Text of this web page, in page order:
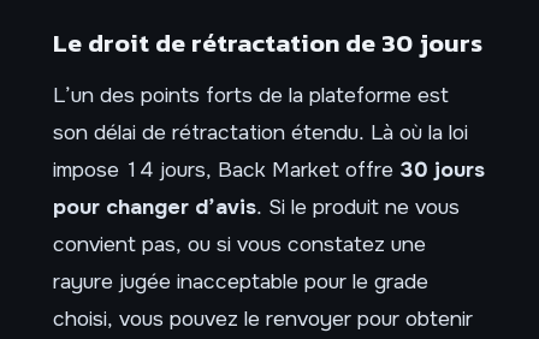
Le droit de rétractation de 30 jours
L’un des points forts de la plateforme est
son délai de rétractation étendu. Là où la loi
impose 14 jours, Back Market offre 30 jours
pour changer d’avis. Si le produit ne vous
convient pas, ou si vous constatez une
rayure jugée inacceptable pour le grade
choisi, vous pouvez le renvoyer pour obtenir